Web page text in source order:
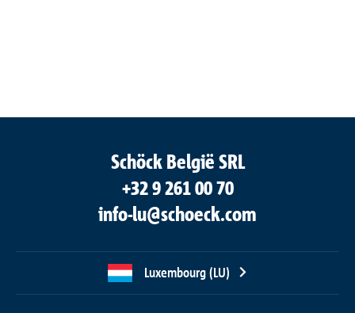
Schöck België SRL
+32 9 261 00 70
info-lu@schoeck.com
Luxembourg (LU)